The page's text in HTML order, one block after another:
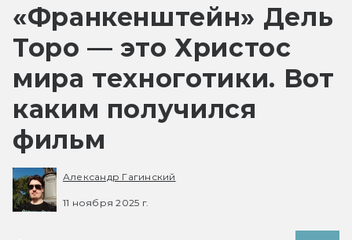
«Франкенштейн» Дель
Торо — это Христос
мира техноготики. Вот
каким получился
фильм
Александр Гагинский
11 ноября 2025 г.